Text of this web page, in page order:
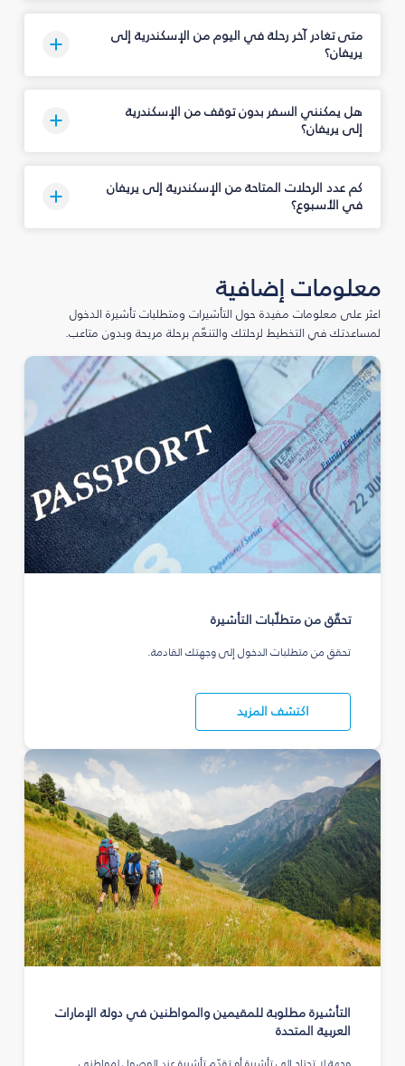
متى تغادر آخر رحلة في اليوم من الإسكندرية إلى
يريفان؟
هل يمكنني السفر بدون توقف من الإسكندرية
إلى يريفان؟
كم عدد الرحلات المتاحة من الإسكندرية إلى يريفان
في الأسبوع؟
معلومات إضافية
اعثر على معلومات مفيدة حول التأشيرات ومتطلبات تأشيرة الدخول
لمساعدتك في التخطيط لرحلتك والتنعّم برحلة مريحة وبدون متاعب.
تحقّق من متطلّبات التأشيرة
تحقق من متطلبات الدخول إلى وجهتك القادمة.
اكتشف المزيد
التأشيرة مطلوبة للمقيمين والمواطنين في دولة الإمارات
العربية المتحدة